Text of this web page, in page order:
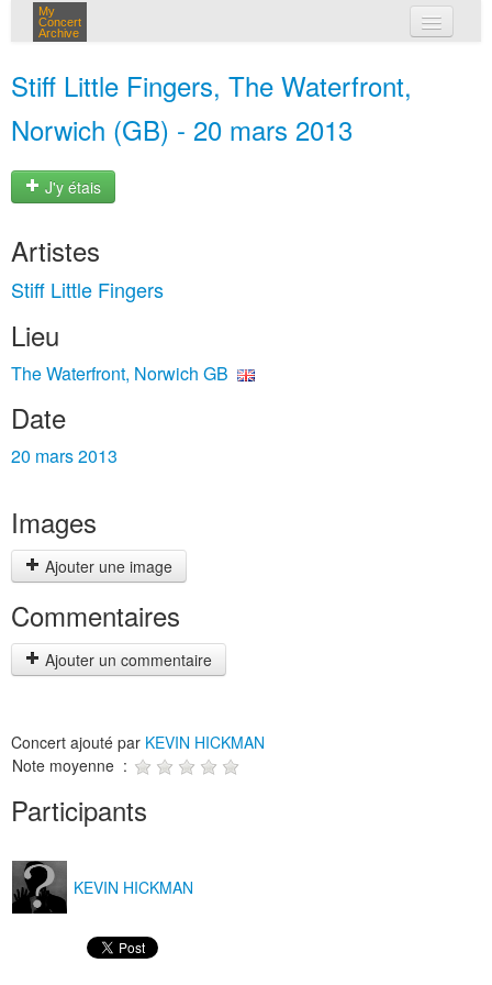
My
Concert
Archive
Stiff Little Fingers, The Waterfront,
Norwich (GB) - 20 mars 2013
J'y étais
Artistes
Stiff Little Fingers
Lieu
The Waterfront, Norwich GB
Date
20 mars 2013
Images
Ajouter une image
Commentaires
Ajouter un commentaire
Concert ajouté par KEVIN HICKMAN
Note moyenne :
Participants
KEVIN HICKMAN